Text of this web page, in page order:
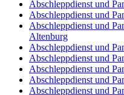
Abschleppdienst und
Abschleppdienst und
Abschleppdienst und
Altenburg
Abschleppdienst und
Abschleppdienst und
Abschleppdienst und
Abschleppdienst und
Abschleppdienst und